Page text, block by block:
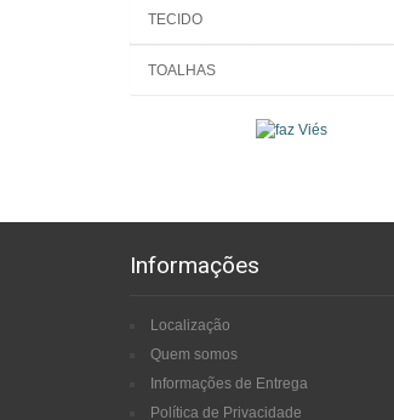
TECIDO
TOALHAS
Informações
Localização
Quem somos
Informações de Entrega
Política de Privacidade